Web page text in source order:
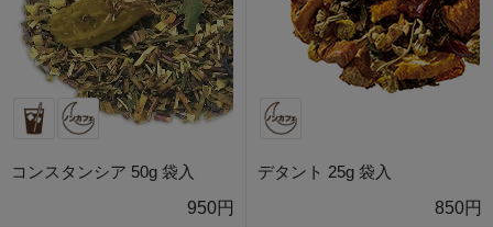
コンスタンシア 50g 袋入
950円
デタント 25g 袋入
850円